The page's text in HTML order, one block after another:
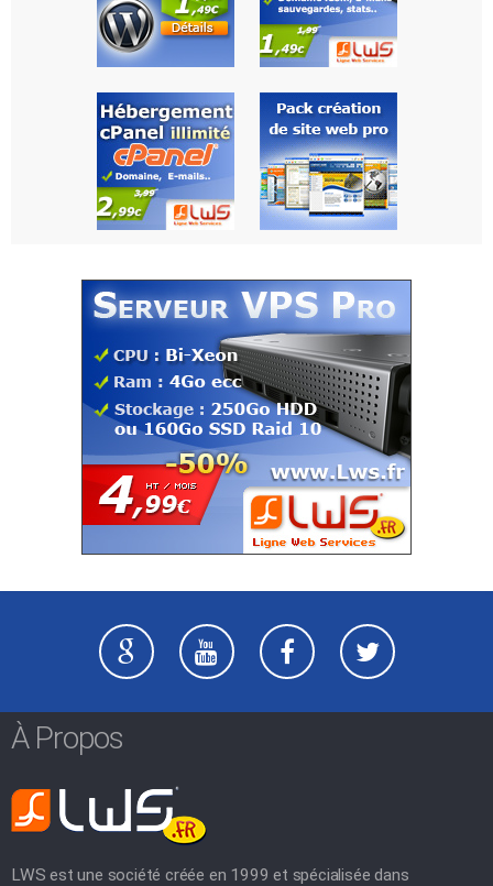
À Propos
LWS est une société créée en 1999 et spécialisée dans